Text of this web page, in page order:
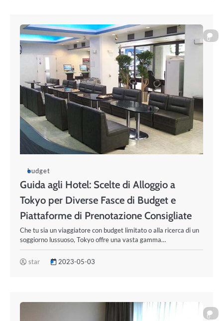
0
budget
Guida agli Hotel: Scelte di Alloggio a
Tokyo per Diverse Fasce di Budget e
Piattaforme di Prenotazione Consigliate
Che tu sia un viaggiatore con budget limitato o alla ricerca di un
soggiorno lussuoso, Tokyo offre una vasta gamma…
star 2023-05-03
0